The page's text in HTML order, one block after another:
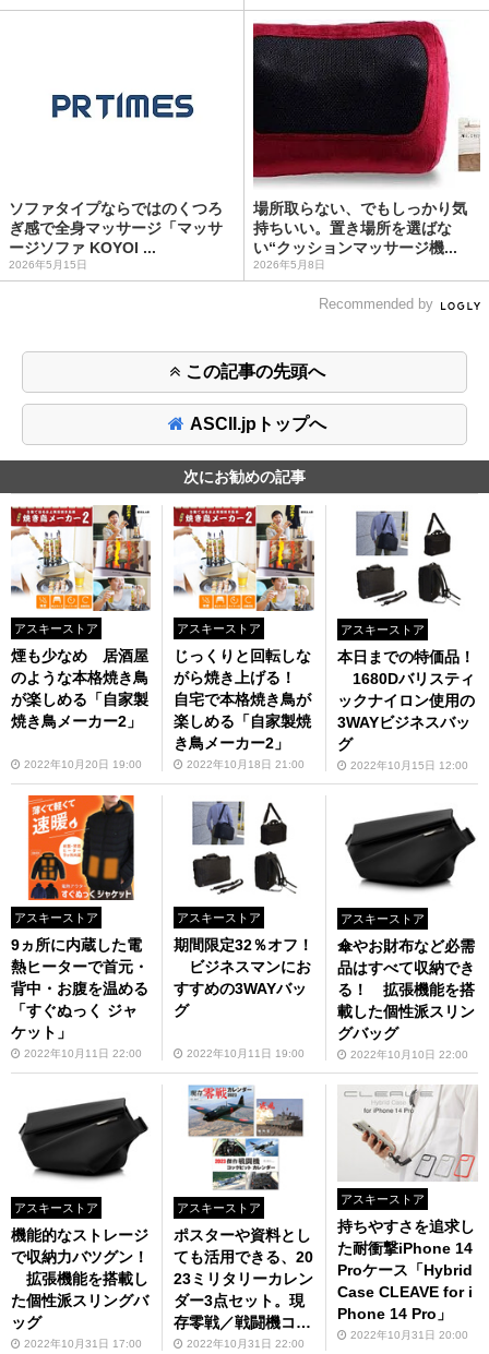
ソファタイプならではのくつろ
ぎ感で全身マッサージ「マッサ
ージソファ KOYOI ...
2026年5月15日
場所取らない、でもしっかり気
持ちいい。置き場所を選ばな
い“クッションマッサージ機...
2026年5月8日
Recommended by
この記事の先頭へ
ASCII.jpトップへ
次にお勧めの記事
アスキーストア
煙も少なめ 居酒屋
のような本格焼き鳥
が楽しめる「自家製
焼き鳥メーカー2」
2022年10月20日 19:00
アスキーストア
じっくりと回転しな
がら焼き上げる！
自宅で本格焼き鳥が
楽しめる「自家製焼
き鳥メーカー2」
2022年10月18日 21:00
アスキーストア
本日までの特価品！
1680Dバリスティ
ックナイロン使用の
3WAYビジネスバッ
グ
2022年10月15日 12:00
アスキーストア
9ヵ所に内蔵した電
熱ヒーターで首元・
背中・お腹を温める
「すぐぬっく ジャ
ケット」
2022年10月11日 22:00
アスキーストア
期間限定32％オフ！
ビジネスマンにお
すすめの3WAYバッ
グ
2022年10月11日 19:00
アスキーストア
傘やお財布など必需
品はすべて収納でき
る！ 拡張機能を搭
載した個性派スリン
グバッグ
2022年10月10日 22:00
アスキーストア
機能的なストレージ
で収納力バツグン！
拡張機能を搭載し
た個性派スリングバ
ッグ
2022年10月31日 17:00
アスキーストア
ポスターや資料とし
ても活用できる、20
23ミリタリーカレン
ダー3点セット。現
存零戦／戦闘機コッ
クピット／自衛隊
2022年10月31日 22:00
アスキーストア
持ちやすさを追求し
た耐衝撃iPhone 14
Proケース「Hybrid
Case CLEAVE for i
Phone 14 Pro」
2022年10月31日 20:00